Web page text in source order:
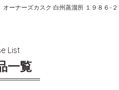
List
一覧